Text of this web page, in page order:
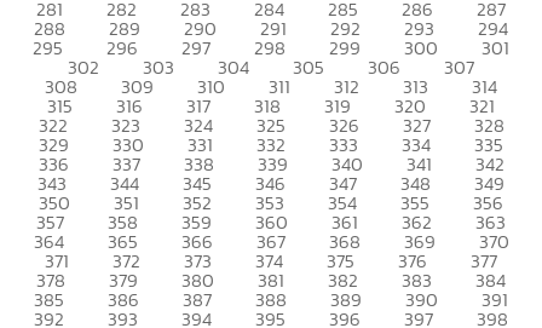
281 282 283 284 285 286 287
288 289 290 291 292 293 294
295 296 297 298 299 300 301
302 303 304 305 306 307
308 309 310 311 312 313 314
315 316 317 318 319 320 321
322 323 324 325 326 327 328
329 330 331 332 333 334 335
336 337 338 339 340 341 342
343 344 345 346 347 348 349
350 351 352 353 354 355 356
357 358 359 360 361 362 363
364 365 366 367 368 369 370
371 372 373 374 375 376 377
378 379 380 381 382 383 384
385 386 387 388 389 390 391
392 393 394 395 396 397 398